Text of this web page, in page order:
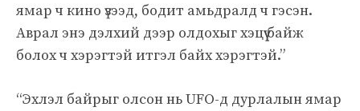
ямар ч кино үзээд, бодит амьдралд ч гэсэн.
Аврал энэ дэлхий дээр олдохыг хэцүү байж
болох ч хэрэгтэй итгэл байх хэрэгтэй.”
“Эхлэл байрыг олсон нь UFO-д дурлалын ямар